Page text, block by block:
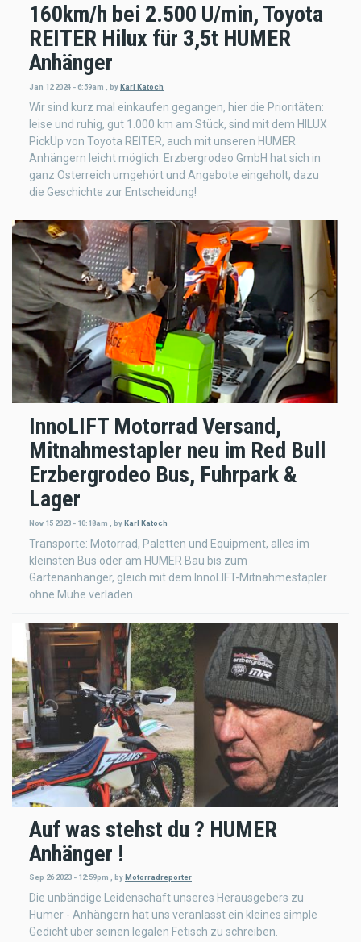
160km/h bei 2.500 U/min, Toyota
REITER Hilux für 3,5t HUMER
Anhänger
Jan 12 2024 - 6:59am byKarl Katoch
Wir sind kurz mal einkaufen gegangen, hier die Prioritäten:
leise und ruhig, gut 1.000 km am Stück, sind mit dem HILUX
PickUp von Toyota REITER, auch mit unseren HUMER
Anhängern leicht möglich. Erzbergrodeo GmbH hat sich in
ganz Österreich umgehört und Angebote eingeholt, dazu
die Geschichte zur Entscheidung!
InnoLIFT Motorrad Versand,
Mitnahmestapler neu im Red Bull
Erzbergrodeo Bus, Fuhrpark &
Lager
Nov 15 2023 - 10:18am byKarl Katoch
Transporte: Motorrad, Paletten und Equipment, alles im
kleinsten Bus oder am HUMER Bau bis zum
Gartenanhänger, gleich mit dem InnoLIFT-Mitnahmestapler
ohne Mühe verladen.
Auf was stehst du ? HUMER
Anhänger !
Sep 26 2023 - 12:59pm byMotorradreporter
Die unbändige Leidenschaft unseres Herausgebers zu
Humer - Anhängern hat uns veranlasst ein kleines simple
Gedicht über seinen legalen Fetisch zu schreiben.